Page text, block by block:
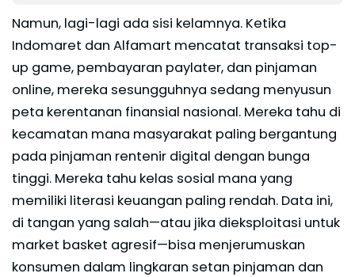
Namun, lagi-lagi ada sisi kelamnya. Ketika
Indomaret dan Alfamart mencatat transaksi top-
up game, pembayaran paylater, dan pinjaman
online, mereka sesungguhnya sedang menyusun
peta kerentanan finansial nasional. Mereka tahu di
kecamatan mana masyarakat paling bergantung
pada pinjaman rentenir digital dengan bunga
tinggi. Mereka tahu kelas sosial mana yang
memiliki literasi keuangan paling rendah. Data ini,
di tangan yang salah—atau jika dieksploitasi untuk
market basket agresif—bisa menjerumuskan
konsumen dalam lingkaran setan pinjaman dan